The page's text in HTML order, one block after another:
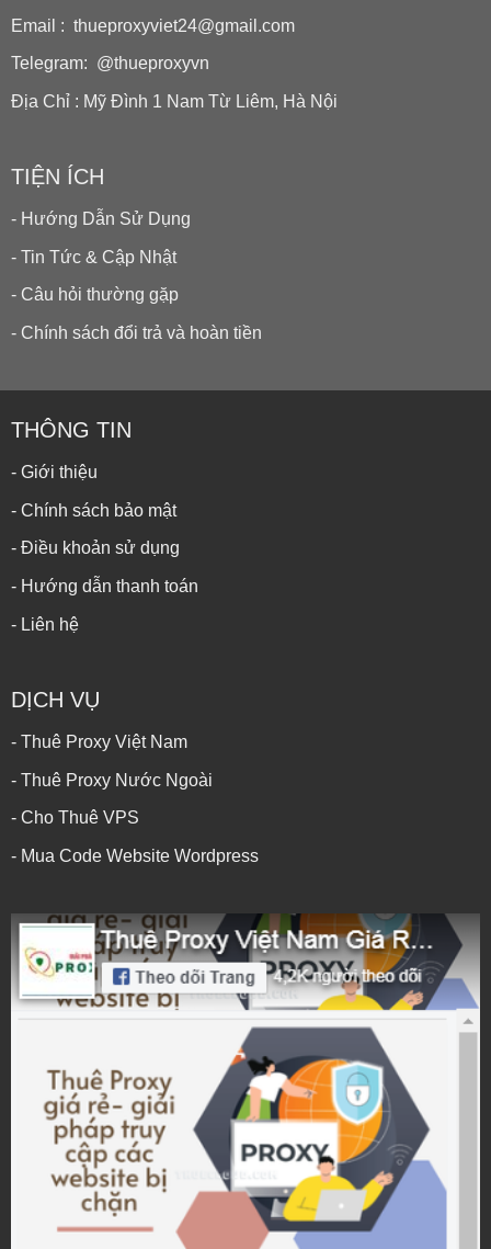
Email : thueproxyviet24@gmail.com
Telegram: @thueproxyvn
Địa Chỉ : Mỹ Đình 1 Nam Từ Liêm, Hà Nội
TIỆN ÍCH
- Hướng Dẫn Sử Dụng
- Tin Tức & Cập Nhật
- Câu hỏi thường gặp
- Chính sách đổi trả và hoàn tiền
THÔNG TIN
- Giới thiệu
- Chính sách bảo mật
- Điều khoản sử dụng
- Hướng dẫn thanh toán
- Liên hệ
DỊCH VỤ
- Thuê Proxy Việt Nam
- Thuê Proxy Nước Ngoài
- Cho Thuê VPS
- Mua Code Website Wordpress